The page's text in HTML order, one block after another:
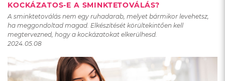
KOCKÁZATOS-E A SMINKTETOVÁLÁS?
A sminktetoválás nem egy ruhadarab, melyet bármikor levehetsz,
ha meggondoltad magad. Elkészítését körültekintően kell
megtervezned, hogy a kockázatokat elkerülhesd.
2024.05.08